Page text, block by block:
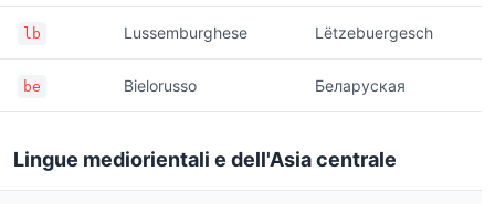
lb Lussemburghese Lëtzebuergesch
be Bielorusso Беларуская
Lingue mediorientali e dell'Asia centrale